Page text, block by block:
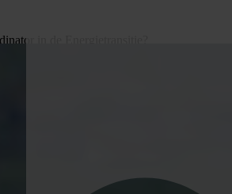
in de Energietransitie?
tussen €2.800 en €4.500 p/m
en coördineren van complexe infra-
jij een goede organisatorische
de buurt van één van onze locaties en wil
van betrouwbare nutsvoorzieningen?
op de vacature Projectcoördinator.